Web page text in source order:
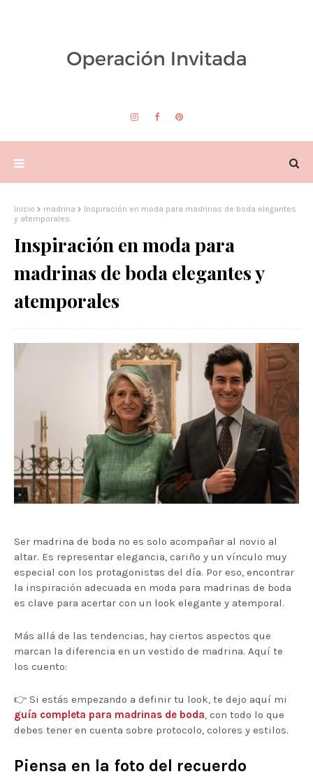
Inicio madrina
Inspiración en moda para madrinas de boda elegantes
y atemporales
Inspiración en moda para
madrinas de boda elegantes y
atemporales
Ser madrina de boda no es solo acompañar al novio al
altar. Es representar elegancia, cariño y un vínculo muy
especial con los protagonistas del día. Por eso, encontrar
la inspiración adecuada en moda para madrinas de boda
es clave para acertar con un look elegante y atemporal.
Más allá de las tendencias, hay ciertos aspectos que
marcan la diferencia en un vestido de madrina. Aquí te
los cuento:
👉 Si estás empezando a definir tu look, te dejo aquí mi
guía completa para madrinas de boda , con todo lo que
debes tener en cuenta sobre protocolo, colores y estilos.
Piensa en la foto del recuerdo